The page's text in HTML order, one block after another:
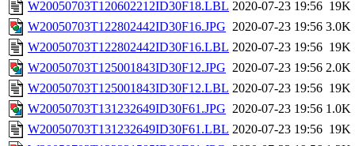
W20050703T120602212ID30F18.LBL 2020-07-23 19:56 19K
W20050703T122802442ID30F16.JPG 2020-07-23 19:56 3.0K
W20050703T122802442ID30F16.LBL 2020-07-23 19:56 19K
W20050703T125001843ID30F12.JPG 2020-07-23 19:56 2.0K
W20050703T125001843ID30F12.LBL 2020-07-23 19:56 19K
W20050703T131232649ID30F61.JPG 2020-07-23 19:56 1.0K
W20050703T131232649ID30F61.LBL 2020-07-23 19:56 19K